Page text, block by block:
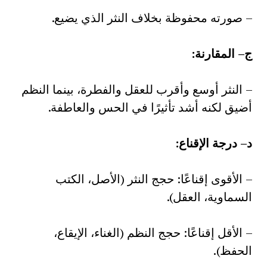
– صورته محفوظة بخلاف النثر الذي يضيع.
ج– المقارنة:
– النثر أوسع وأقرب للعقل والفطرة، بينما النظم
أضيق لكنه أشد تأثيرًا في الحس والعاطفة.
د– درجة الإقناع:
– الأقوى إقناعًا: حجج النثر (الأصل، الكتب
السماوية، العقل).
– الأقل إقناعًا: حجج النظم (الغناء، الإيقاع،
الحفظ).